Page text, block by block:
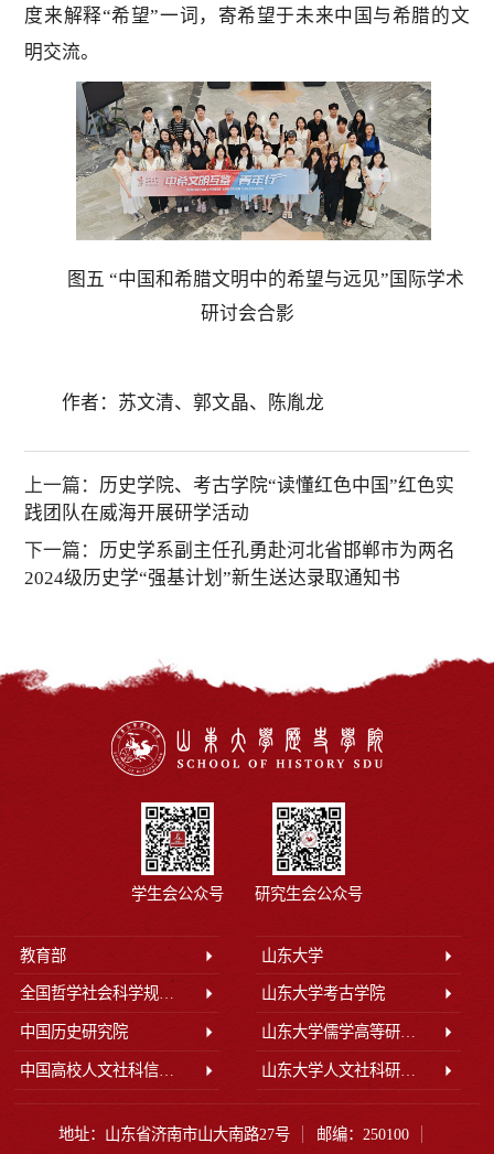
度来解释“希望”一词，寄希望于未来中国与希腊的文
明交流。
图五 “中国和希腊文明中的希望与远见”国际学术
研讨会合影
作者：苏文清、郭文晶、陈胤龙
上一篇： 历史学院、考古学院“读懂红色中国”红色实
践团队在威海开展研学活动
下一篇： 历史学系副主任孔勇赴河北省邯郸市为两名
2024级历史学“强基计划”新生送达录取通知书
学生会公众号 研究生会公众号
教育部 山东大学
全国哲学社会科学规划办公室 山东大学考古学院
中国历史研究院 山东大学儒学高等研究院
中国高校人文社科信息网 山东大学人文社科研究院
地址：山东省济南市山大南路27号 邮编：250100